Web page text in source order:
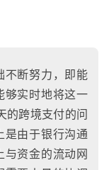
不断努力，即能
够实时地将这一
的跨境支付的问
是由于银行沟通
与资金的流动网